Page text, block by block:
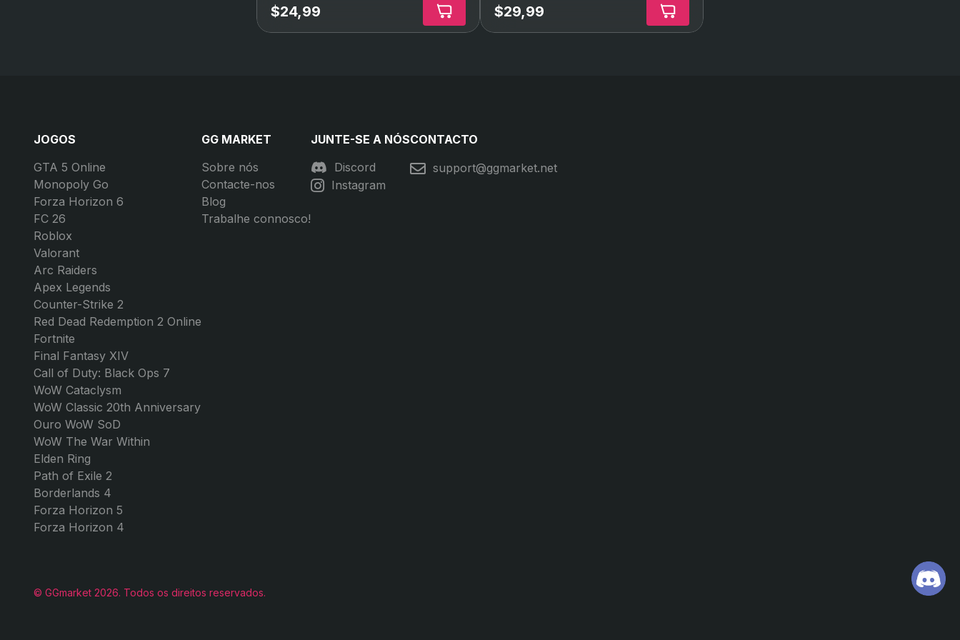
$24,99 $29,99
JOGOS
GTA 5 Online
Monopoly Go
Forza Horizon 6
FC 26
Roblox
Valorant
Arc Raiders
Apex Legends
Counter-Strike 2
Red Dead Redemption 2 Online
Fortnite
Final Fantasy XIV
Call of Duty: Black Ops 7
WoW Cataclysm
WoW Classic 20th Anniversary
Ouro WoW SoD
WoW The War Within
Elden Ring
Path of Exile 2
Borderlands 4
Forza Horizon 5
Forza Horizon 4
GG MARKET
Sobre nós
Contacte-nos
Blog
Trabalhe connosco!
JUNTE-SE A NÓS
Discord
Instagram
CONTACTO
support@ggmarket.net
© GGmarket 2026. Todos os direitos reservados.